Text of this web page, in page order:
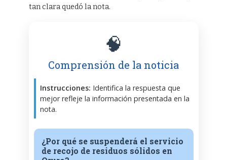
tan clara quedó la nota.
🧠
Comprensión de la noticia
Instrucciones: Identifica la respuesta que
mejor refleje la información presentada en la
nota.
¿Por qué se suspenderá el servicio
de recojo de residuos sólidos en